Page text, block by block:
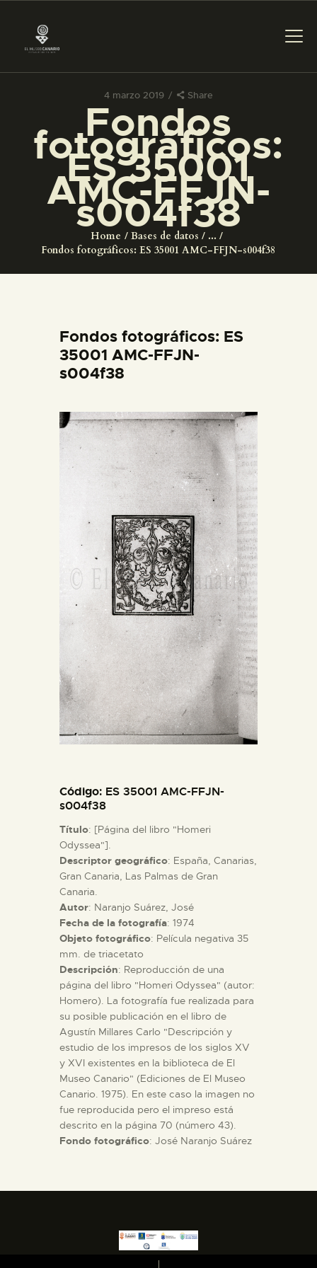
4 marzo 2019 Share
Fondos
fotográficos:
ES 35001
AMC-FFJN-
s004f38
Home Bases de datos
...
Fondos fotográficos: ES 35001 AMC-FFJN-s004f38
PREPARAR LA VISITA
ACTIVIDADES
█
EL MUSEO
DIDÁCTICA
ESPAÑOL
PREPARAR LA VISITA
ACTIVIDADES
EL MUSEO
COLECCIONES
DIDÁCTICA
ESPAÑOL
Fondos fotográficos: ES
35001 AMC-FFJN-
s004f38
Código: ES 35001 AMC-FFJN-
s004f38
Título: [Página del libro "Homeri
Odyssea"].
Descriptor geográfico: España, Canarias,
Gran Canaria, Las Palmas de Gran
Canaria.
Autor: Naranjo Suárez, José
Fecha de la fotografía: 1974
Objeto fotográfico: Película negativa 35
mm. de triacetato
Descripción: Reproducción de una
página del libro "Homeri Odyssea" (autor:
Homero). La fotografía fue realizada para
su posible publicación en el libro de
Agustín Millares Carlo "Descripción y
estudio de los impresos de los siglos XV
y XVI existentes en la biblioteca de El
Museo Canario" (Ediciones de El Museo
Canario. 1975). En este caso la imagen no
fue reproducida pero el impreso está
descrito en la página 70 (número 43).
Fondo fotográfico: José Naranjo Suárez